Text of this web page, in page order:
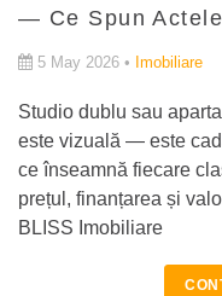
— Ce Spun Actele
5 May 2026 • Imobiliare
Studio dublu sau
este vizuală — este
ce înseamnă fiecare
prețul, finanțarea și
BLISS Imobiliare